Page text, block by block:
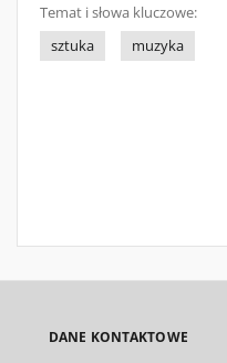
Temat i słowa kluczowe:
sztuka
muzyka
DANE KONTAKTOWE